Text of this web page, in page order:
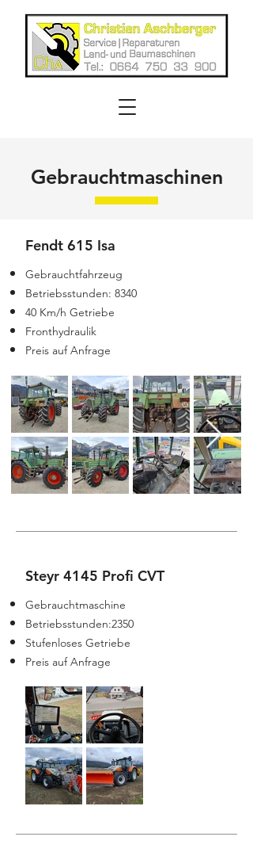
Gebrauchtmaschinen
Fendt 615 Isa
Gebrauchtfahrzeug
Betriebsstunden: 8340
40 Km/h Getriebe
Fronthydraulik
Preis auf Anfrage
Steyr 4145 Profi CVT
Gebrauchtmaschine
Betriebsstunden:2350
Stufenloses Getriebe
Preis auf Anfrage